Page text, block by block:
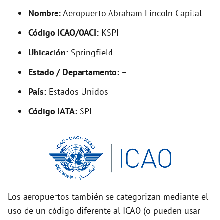
y
i
Nombre:Aeropuerto Abraham Lincoln Capital
Código ICAO/OACI: KSPI
Ubicación: Springfield
Estado / Departamento: –
País: Estados Unidos
Código IATA: SPI
Los aeropuertos también se categorizan mediante el
uso de un código diferente al ICAO (o pueden usar